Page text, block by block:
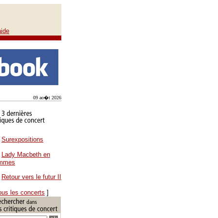
09 ao�t 2026
Surexpositions
Lady Macbeth en
Retour vers le futur II
les concerts ]